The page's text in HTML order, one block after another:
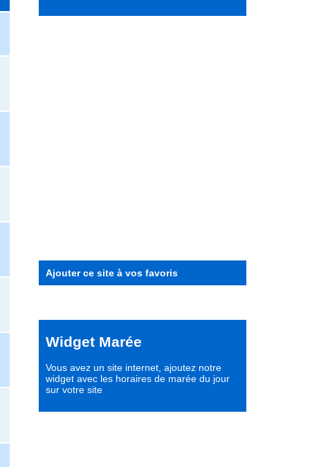
Ajouter ce site à vos favoris
Widget Marée
Vous avez un site internet, ajoutez notre
widget avec les horaires de marée du jour
sur votre site